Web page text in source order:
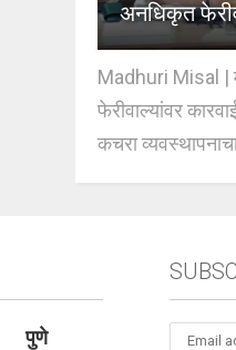
अनधिकृत
Madhuri Misal |
फेरीवाल्यांवर
कचरा
पुणे